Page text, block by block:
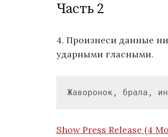
Часть 2
4. Произнеси данные
ударными гласными.
Жаворонок, брала,
Show Press Release (4